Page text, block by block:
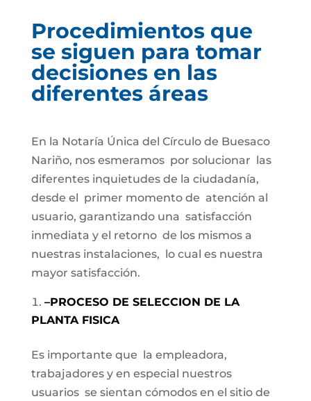
Procedimientos que
se siguen para tomar
decisiones en las
diferentes áreas
En la Notaría Única del Círculo de Buesaco
Nariño, nos esmeramos por solucionar las
diferentes inquietudes de la ciudadanía,
desde el primer momento de atención al
usuario, garantizando una satisfacción
inmediata y el retorno de los mismos a
nuestras instalaciones, lo cual es nuestra
mayor satisfacción.
–PROCESO DE SELECCION DE LA
PLANTA FISICA
Es importante que la empleadora,
trabajadores y en especial nuestros
usuarios se sientan cómodos en el sitio de